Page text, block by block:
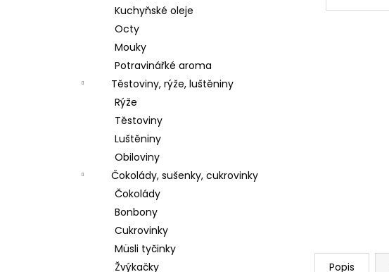
Kuchyňské oleje
Octy
Mouky
Potravinářké aroma
Těstoviny, rýže, luštěniny
Rýže
Těstoviny
Luštěniny
Obiloviny
Čokolády, sušenky, cukrovinky
Čokolády
Bonbony
Cukrovinky
Müsli tyčinky
Žvýkačky
Popis